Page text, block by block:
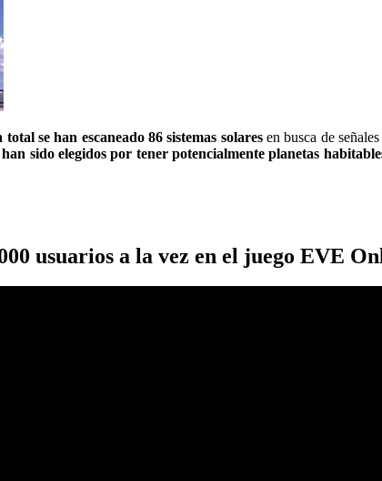
total se han escaneado 86 sistemas solaresen busca de
han sido elegidos por tener potencialmente planetas
usuarios a la vez en el juego EVE